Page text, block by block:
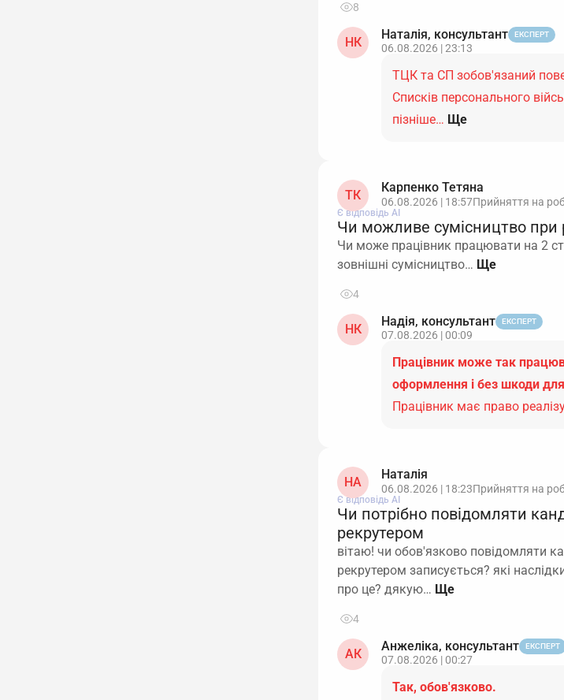
8
НК
Наталія, консультант ЕКСПЕРТ
06.08.2026 | 23:13
ТЦК та СП зобов'язаний
Списків персонального
пізніше… Ще
ТК
Карпенко Тетяна
06.08.2026 | 18:57Прийняття на
Є відповідь АІ
Чи можливе сумісництво при
Чи може працівник працювати на 2
зовнішні сумісництво…
4
НК
Надія, консультант ЕКСПЕРТ
07.08.2026 | 00:09
Працівник може так
оформлення і без шкоди
Працівник має право
НА
Наталія
06.08.2026 | 18:23Прийняття на
Є відповідь АІ
Чи потрібно повідомляти
рекрутером
вітаю! чи обов'язково повідомляти
рекрутером записується? які
про це? дякую…
4
АК
Анжеліка, консультант ЕКСПЕРТ
07.08.2026 | 00:27
Так, обов'язково.